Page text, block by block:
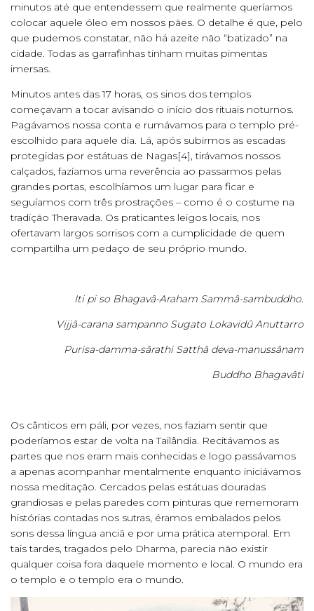
minutos até que entendessem que realmente queríamos
colocar aquele óleo em nossos pães. O detalhe é que, pelo
que pudemos constatar, não há azeite não “batizado” na
cidade. Todas as garrafinhas tinham muitas pimentas
imersas.
Minutos antes das 17 horas, os sinos dos templos
começavam a tocar avisando o início dos rituais noturnos.
Pagávamos nossa conta e rumávamos para o templo pré-
escolhido para aquele dia. Lá, após subirmos as escadas
protegidas por estátuas de Nagas[4], tirávamos nossos
calçados, fazíamos uma reverência ao passarmos pelas
grandes portas, escolhíamos um lugar para ficar e
seguíamos com três prostrações – como é o costume na
tradição Theravada. Os praticantes leigos locais, nos
ofertavam largos sorrisos com a cumplicidade de quem
compartilha um pedaço de seu próprio mundo.
Iti pi so Bhagavâ-Araham Sammâ-sambuddho.
Vijjâ-carana sampanno Sugato Lokavidû Anuttarro
Purisa-damma-sârathi Satthâ deva-manussânam
Buddho Bhagavâti
Os cânticos em páli, por vezes, nos faziam sentir que
poderíamos estar de volta na Tailândia. Recitávamos as
partes que nos eram mais conhecidas e logo passávamos
a apenas acompanhar mentalmente enquanto iniciávamos
nossa meditação. Cercados pelas estátuas douradas
grandiosas e pelas paredes com pinturas que rememoram
histórias contadas nos sutras, éramos embalados pelos
sons dessa língua anciã e por uma prática atemporal. Em
tais tardes, tragados pelo Dharma, parecia não existir
qualquer coisa fora daquele momento e local. O mundo era
o templo e o templo era o mundo.